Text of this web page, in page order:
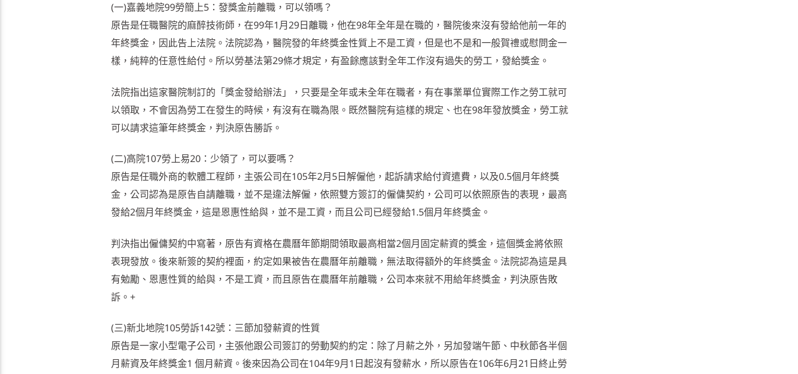
(一)嘉義地院99勞簡上5：發獎金前離職，可以領嗎？
原告是任職醫院的麻醉技術師，在99年1月29日離職，他在98年全年是在職的，醫院後來沒有發給他前一年的
年終獎金，因此告上法院。法院認為，醫院發的年終獎金性質上不是工資，但是也不是和一般賀禮或慰問金一
樣，純粹的任意性給付。所以勞基法第29條才規定，有盈餘應該對全年工作沒有過失的勞工，發給獎金。
法院指出這家醫院制訂的「獎金發給辦法」，只要是全年或未全年在職者，有在事業單位實際工作之勞工就可
以領取，不會因為勞工在發生的時候，有沒有在職為限。既然醫院有這樣的規定、也在98年發放獎金，勞工就
可以請求這筆年終獎金，判決原告勝訴。
(二)高院107勞上易20：少領了，可以要嗎？
原告是任職外商的軟體工程師，主張公司在105年2月5日解僱他，起訴請求給付資遣費，以及0.5個月年終獎
金，公司認為是原告自請離職，並不是違法解僱，依照雙方簽訂的僱傭契約，公司可以依照原告的表現，最高
發給2個月年終獎金，這是恩惠性給與，並不是工資，而且公司已經發給1.5個月年終獎金。
判決指出僱傭契約中寫著，原告有資格在農曆年節期間領取最高相當2個月固定薪資的獎金，這個獎金將依照
表現發放。後來新簽的契約裡面，約定如果被告在農曆年前離職，無法取得額外的年終獎金。法院認為這是具
有勉勵、恩惠性質的給與，不是工資，而且原告在農曆年前離職，公司本來就不用給年終獎金，判決原告敗
訴。+
(三)新北地院105勞訴142號：三節加發薪資的性質
原告是一家小型電子公司，主張他跟公司簽訂的勞動契約約定：除了月薪之外，另加發端午節、中秋節各半個
月薪資及年終獎金1 個月薪資。後來因為公司在104年9月1日起沒有發薪水，所以原告在106年6月21日終止勞